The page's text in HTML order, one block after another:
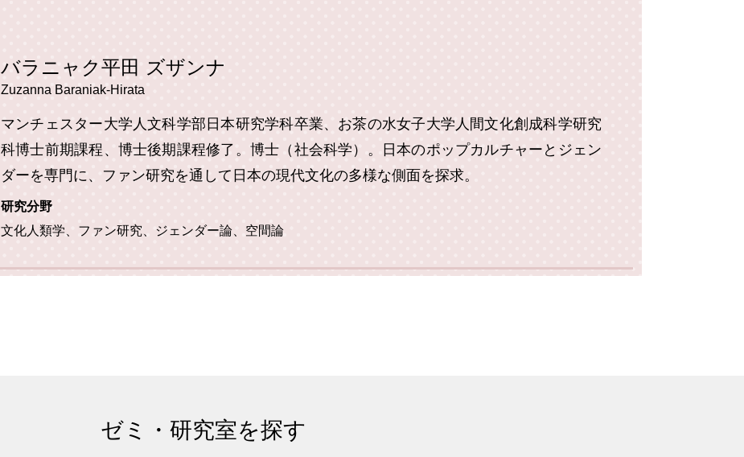
バラニャク平田 ズザンナ
Zuzanna Baraniak-Hirata
マンチェスター大学人文科学部日本研究学科卒業、お茶の水女子大学人間文化創成科学研究
科博士前期課程、博士後期課程修了。博士（社会科学）。日本のポップカルチャーとジェン
ダーを専門に、ファン研究を通して日本の現代文化の多様な側面を探求。
研究分野
文化人類学、ファン研究、ジェンダー論、空間論
ゼミ・研究室を探す